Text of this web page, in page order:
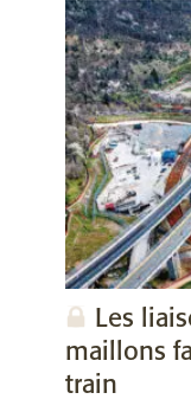
Les
maillons
train